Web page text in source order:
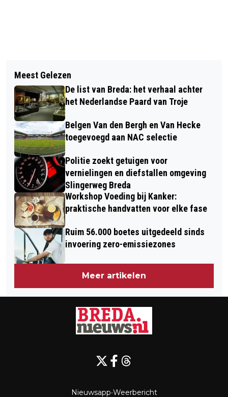
THEATERGEZELSCHAP STORMKAMER
DUIKT IN ‘AFGEHAAKT BREDA’
JE WONING VERDUURZAMEN?
SCHAKEL ECOLECTRIX IN VOOR JE
ELEKTRAKLUSSEN
Meest Gelezen
De list van Breda: het verhaal achter
het Nederlandse Paard van Troje
Belgen Van den Bergh en Van Hecke
toegevoegd aan NAC selectie
Politie zoekt getuigen voor
vernielingen en diefstallen omgeving
Slingerweg Breda
Workshop Voeding bij Kanker:
praktische handvatten voor elke fase
Ruim 56.000 boetes uitgedeeld sinds
invoering zero-emissiezones
Meer artikelen
Nieuwsapp•Weerbericht